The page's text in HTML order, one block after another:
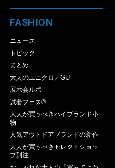
FASHION
ニュース
トピック
まとめ
大人のユニクロ／GU
展示会ルポ
試着フェス®︎
大人が買うべきハイブランド小
物
人気アウトドアブランドの新作
大人が買うべきセレクトショッ
プ別注